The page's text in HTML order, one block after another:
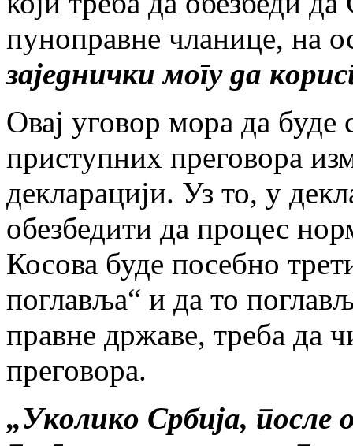
пуноправне чланице, на
заједнички могу да
Овај уговор мора да
приступних преговора
декларацији. Уз то, у
обезбедити да процес
Косова буде посебно
поглавља“ и да то
правне државе, треба да
преговора.
„Уколико Србија,